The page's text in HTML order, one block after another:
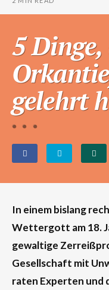
5
gelehrt
In einem bislang
Wettergott am 18.
gewaltige
Gesellschaft mit
raten Experten